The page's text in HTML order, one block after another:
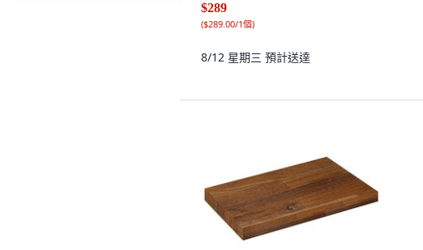
$289
($289.00/1個)
8/12 星期三 預計送達